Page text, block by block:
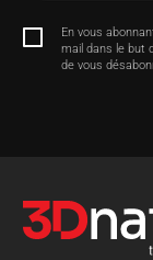
En vous
mail dans le but
de vous